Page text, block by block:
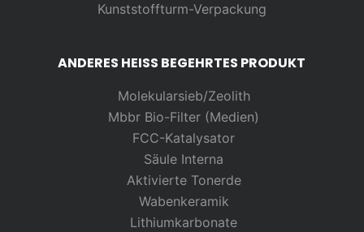
Kunststoffturm-Verpackung
ANDERES HEISS BEGEHRTES PRODUKT
Molekularsieb/Zeolith
Mbbr Bio-Filter (Medien)
FCC-Katalysator
Säule Interna
Aktivierte Tonerde
Wabenkeramik
Lithiumkarbonate